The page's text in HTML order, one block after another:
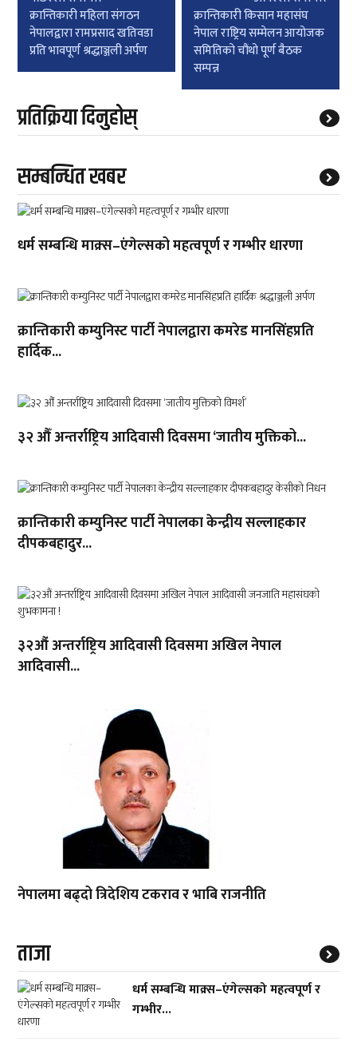
navigation
क्रान्तिकारी महिला संगठन
नेपालद्वारा रामप्रसाद खतिवडा
प्रति भावपूर्ण श्रद्धाञ्जली अर्पण
क्रान्तिकारी किसान महासंघ
नेपाल राष्ट्रिय सम्मेलन आयोजक
समितिको चौंथो पूर्ण बैठक
सम्पन्न
प्रतिक्रिया दिनुहोस्
सम्बन्धित खबर
धर्म सम्बन्धि माक्र्स–एंगेल्सको महत्वपूर्ण र गम्भीर धारणा
क्रान्तिकारी कम्युनिस्ट पार्टी नेपालद्वारा कमरेड मानसिंहप्रति
हार्दिक...
३२ औँ अन्तर्राष्ट्रिय आदिवासी दिवसमा ‘जातीय मुक्तिको...
क्रान्तिकारी कम्युनिस्ट पार्टी नेपालका केन्द्रीय सल्लाहकार
दीपकबहादुर...
३२औं अन्तर्राष्ट्रिय आदिवासी दिवसमा अखिल नेपाल
आदिवासी...
नेपालमा बढ्दो त्रिदेशिय टकराव र भाबि राजनीति
ताजा
धर्म सम्बन्धि माक्र्स–एंगेल्सको महत्वपूर्ण र
गम्भीर...